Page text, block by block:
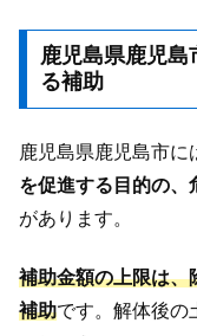
鹿児島県鹿児島
る補助
鹿児島県鹿児島市に
を促進する目的の、
があります。
補助金額の上限は、
補助です。解体後の